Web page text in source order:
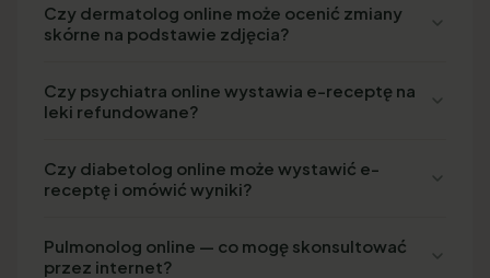
Czy dermatolog online może ocenić zmiany
skórne na podstawie zdjęcia?
Czy psychiatra online wystawia e-receptę na
leki refundowane?
Czy diabetolog online może wystawić e-
receptę i omówić wyniki?
Pulmonolog online — co mogę skonsultować
przez internet?